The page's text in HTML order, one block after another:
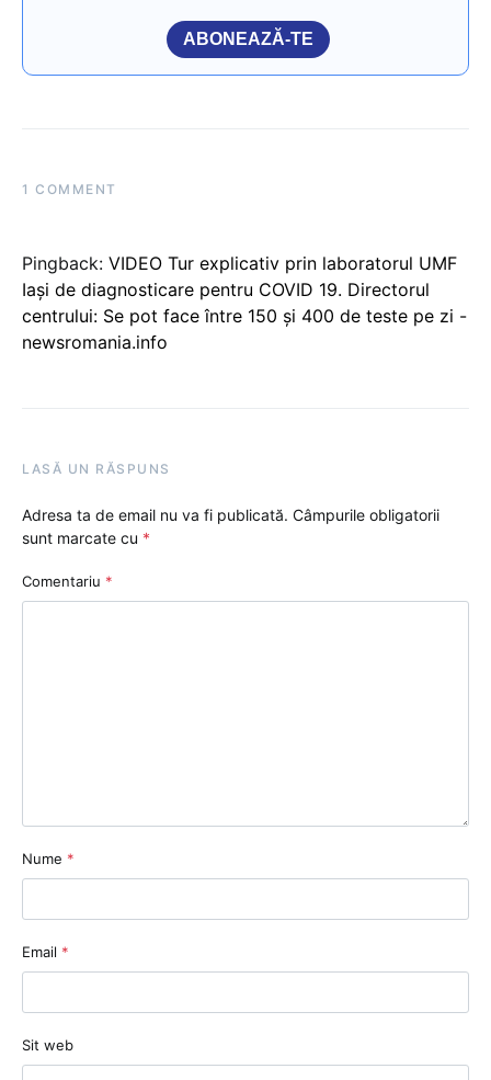
ABONEAZĂ-TE
1 COMMENT
Pingback: VIDEO Tur explicativ prin laboratorul UMF
Iaşi de diagnosticare pentru COVID 19. Directorul
centrului: Se pot face între 150 şi 400 de teste pe zi -
newsromania.info
LASĂ UN RĂSPUNS
Adresa ta de email nu va fi publicată. Câmpurile obligatorii
sunt marcate cu *
Comentariu *
Nume *
Email *
Sit web